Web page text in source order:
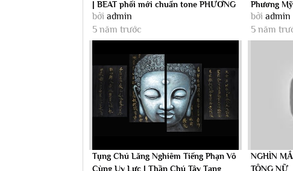
| BEAT phối mới chuẩn tone PHƯƠNG
MỸ CHI
bởi admin
5 năm trước
Phương
bởi admin
5 năm
Tụng Chú Lăng Nghiêm Tiếng Phạn Vô
Cùng Uy Lực | Thần Chú Tây Tạng
NGHÌN
TÔNG NỮ